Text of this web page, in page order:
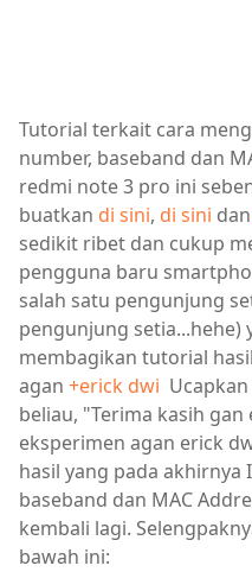
Tutorial terkait cara
number, baseband dan
redmi note 3 pro ini
buatkan di sini, di sini dan
sedikit ribet dan cukup
pengguna baru
salah satu pengunjung
pengunjung setia...hehe)
membagikan tutorial
agan +erick dwi
beliau, "Terima kasih
eksperimen agan erick
hasil yang pada akhirnya
baseband dan MAC
kembali lagi.
bawah ini: